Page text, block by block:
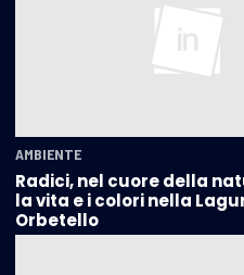
AMBIENTE
Radici, nel cuore della
la vita e i colori nella
Orbetello